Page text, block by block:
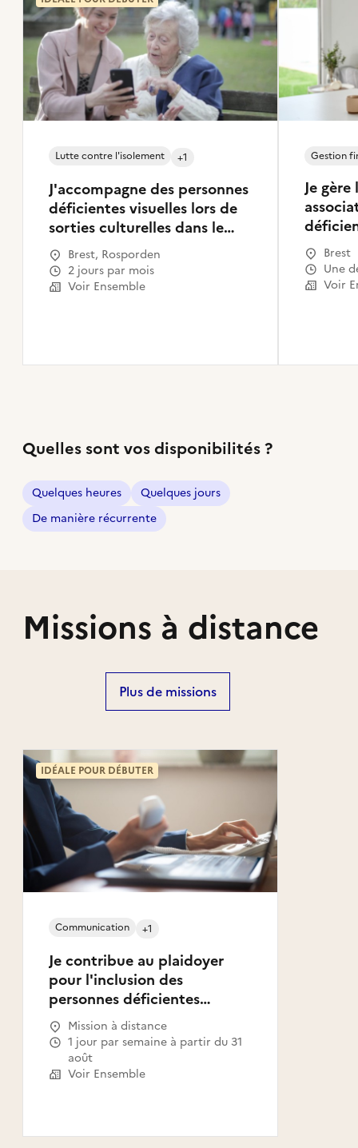
J'accompagne des personnes
déficientes visuelles lors de
sorties culturelles dans le
Finistère
Lutte contre l'isolement +1
Brest, Rosporden
2 jours par mois
Voir Ensemble
Je
Gestion
Brest
Une
Voir
Quelles sont vos disponibilités ?
Quelques heures
Quelques jours
De manière récurrente
Missions à distance
Plus de missions
Je contribue au plaidoyer
pour l'inclusion des
personnes déficientes
sensorielles
Communication +1
Mission à distance
1 jour par semaine à partir du 31
août
Voir Ensemble
IDÉALE POUR DÉBUTER